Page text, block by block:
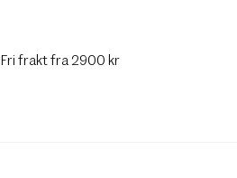
Fri frakt fra 2900 kr